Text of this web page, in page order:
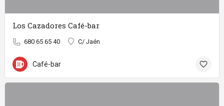
Los Cazadores Café-bar
680 65 65 40 C/ Jaén
Café-bar